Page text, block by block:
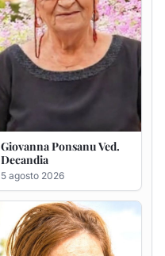
Giovanna Ponsanu Ved.
Decandia
5 agosto 2026